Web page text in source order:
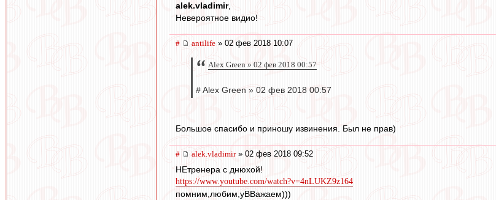
alek.vladimir,
Невероятное видио!
# antilife » 02 фев 2018 10:07
Alex Green » 02 фев 2018 00:57
# Alex Green » 02 фев 2018 00:57
Большое спасибо и приношу извинения. Был не прав)
# alek.vladimir» 02 фев 2018 09:52
НЕтренера с днюхой!
https://www.youtube.com/watch?v=4nLUKZ9z164
помним,любим,уВВажаем)))